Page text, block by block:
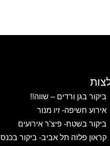
ביקור בגן ורדים – שווה!!
אירוע חשיפה- זיו מנור
ביקור בשטח- פיצ'ר אירועים
קראון פלזה תל אביב- ביקור בכנס